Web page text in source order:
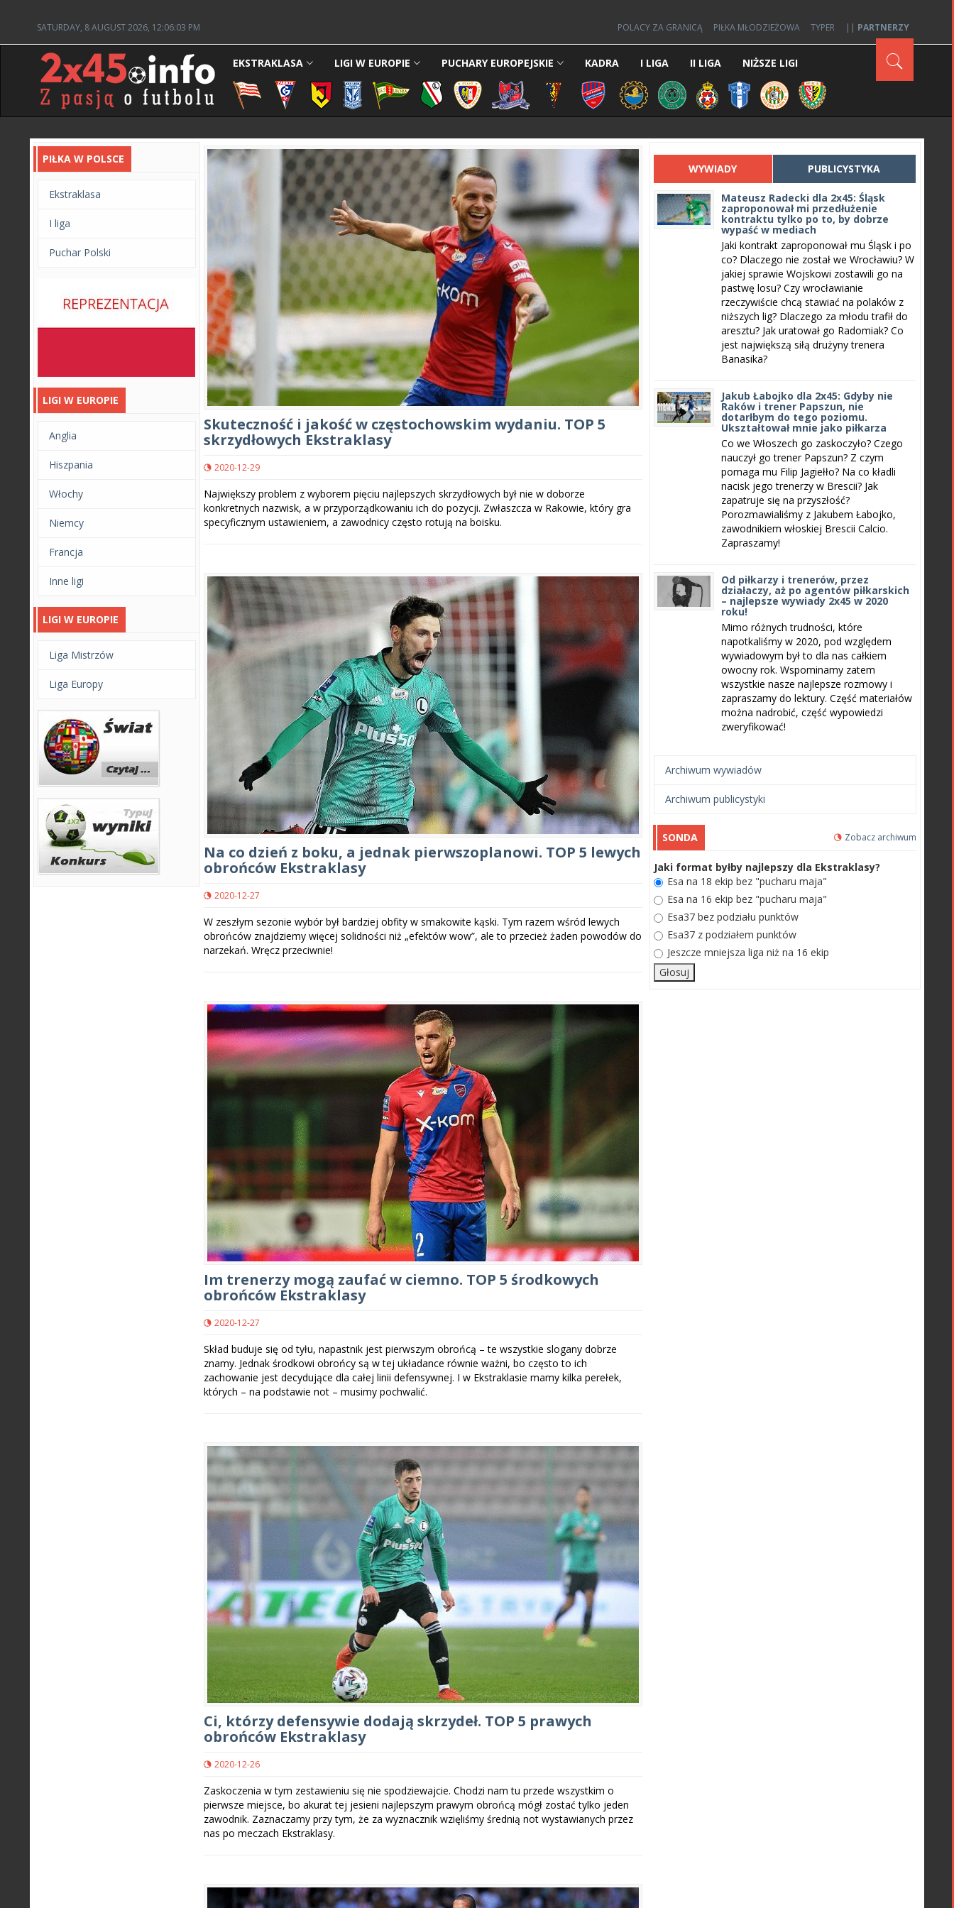
SATURDAY, 8 AUGUST 2026, 12:06:05 PM POLACY ZA GRANICĄ PIŁKA MŁODZIEŻOWA TYPER || PARTNERZY
EKSTRAKLASA LIGI W EUROPIE PUCHARY EUROPEJSKIE KADRA I LIGA II LIGA NIŻSZE LIGI
PIŁKA W POLSCE
Ekstraklasa
I liga
Puchar Polski
LIGI W EUROPIE
Anglia
Hiszpania
Włochy
Niemcy
Francja
Inne ligi
LIGI W EUROPIE
Liga Mistrzów
Liga Europy
Skuteczność i jakość w częstochowskim wydaniu. TOP 5
skrzydłowych Ekstraklasy
2020-12-29
Największy problem z wyborem pięciu najlepszych skrzydłowych był nie w doborze
konkretnych nazwisk, a w przyporządkowaniu ich do pozycji. Zwłaszcza w Rakowie, który gra
specyficznym ustawieniem, a zawodnicy często rotują na boisku.
Na co dzień z boku, a jednak pierwszoplanowi. TOP 5 lewych
obrońców Ekstraklasy
2020-12-27
W zeszłym sezonie wybór był bardziej obfity w smakowite kąski. Tym razem wśród lewych
obrońców znajdziemy więcej solidności niż „efektów wow”, ale to przecież żaden powodów do
narzekań. Wręcz przeciwnie!
Im trenerzy mogą zaufać w ciemno. TOP 5 środkowych
obrońców Ekstraklasy
2020-12-27
Skład buduje się od tyłu, napastnik jest pierwszym obrońcą – te wszystkie slogany dobrze
znamy. Jednak środkowi obrońcy są w tej układance równie ważni, bo często to ich
zachowanie jest decydujące dla całej linii defensywnej. I w Ekstraklasie mamy kilka perełek,
których – na podstawie not – musimy pochwalić.
Ci, którzy defensywie dodają skrzydeł. TOP 5 prawych
obrońców Ekstraklasy
2020-12-26
Zaskoczenia w tym zestawieniu się nie spodziewajcie. Chodzi nam tu przede wszystkim o
pierwsze miejsce, bo akurat tej jesieni najlepszym prawym obrońcą mógł zostać tylko jeden
zawodnik. Zaznaczamy przy tym, że za wyznacznik wzięliśmy średnią not wystawianych przez
nas po meczach Ekstraklasy.
WYWIADY PUBLICYSTYKA
Mateusz Radecki dla 2x45: Śląsk
zaproponował mi przedłużenie
kontraktu tylko po to, by dobrze
wypaść w mediach
Jaki kontrakt zaproponował mu Śląsk i po
co? Dlaczego nie został we Wrocławiu? W
jakiej sprawie Wojskowi zostawili go na
pastwę losu? Czy wrocławianie
rzeczywiście chcą stawiać na polaków z
niższych lig? Dlaczego za młodu trafił do
aresztu? Jak uratował go Radomiak? Co
jest największą siłą drużyny trenera
Banasika?
Jakub Łabojko dla 2x45: Gdyby nie
Raków i trener Papszun, nie
dotarłbym do tego poziomu.
Ukształtował mnie jako piłkarza
Co we Włoszech go zaskoczyło? Czego
nauczył go trener Papszun? Z czym
pomaga mu Filip Jagiełło? Na co kładli
nacisk jego trenerzy w Brescii? Jak
zapatruje się na przyszłość?
Porozmawialiśmy z Jakubem Łabojko,
zawodnikiem włoskiej Brescii Calcio.
Zapraszamy!
Od piłkarzy i trenerów, przez
działaczy, aż po agentów piłkarskich
– najlepsze wywiady 2x45 w 2020
roku!
Mimo różnych trudności, które
napotkaliśmy w 2020, pod względem
wywiadowym był to dla nas całkiem
owocny rok. Wspominamy zatem
wszystkie nasze najlepsze rozmowy i
zapraszamy do lektury. Część materiałów
można nadrobić, część wypowiedzi
zweryfikować!
Archiwum wywiadów
Archiwum publicystyki
SONDA Zobacz archiwum
Jaki format byłby najlepszy dla Ekstraklasy?
Esa na 18 ekip bez "pucharu maja"
Esa na 16 ekip bez "pucharu maja"
Esa37 bez podziału punktów
Esa37 z podziałem punktów
Jeszcze mniejsza liga niż na 16 ekip